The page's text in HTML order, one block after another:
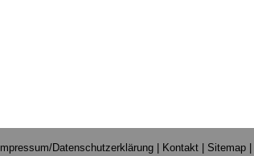
Impressum/Datenschutzerklärung Kontakt Sitemap